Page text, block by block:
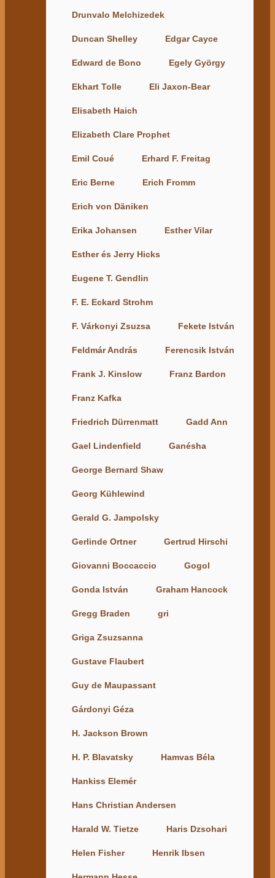
Drunvalo Melchizedek
Duncan Shelley Edgar Cayce
Edward de Bono Egely György
Ekhart Tolle Eli Jaxon-Bear
Elisabeth Haich
Elizabeth Clare Prophet
Emil Coué Erhard F. Freitag
Eric Berne Erich Fromm
Erich von Däniken
Erika Johansen Esther Vilar
Esther és Jerry Hicks
Eugene T. Gendlin
F. E. Eckard Strohm
F. Várkonyi Zsuzsa Fekete István
Feldmár András Ferencsik István
Frank J. Kinslow Franz Bardon
Franz Kafka
Friedrich Dürrenmatt Gadd Ann
Gael Lindenfield Ganésha
George Bernard Shaw
Georg Kühlewind
Gerald G. Jampolsky
Gerlinde Ortner Gertrud Hirschi
Giovanni Boccaccio Gogol
Gonda István Graham Hancock
Gregg Braden gri
Griga Zsuzsanna
Gustave Flaubert
Guy de Maupassant
Gárdonyi Géza
H. Jackson Brown
H. P. Blavatsky Hamvas Béla
Hankiss Elemér
Hans Christian Andersen
Harald W. Tietze Haris Dzsohari
Helen Fisher Henrik Ibsen